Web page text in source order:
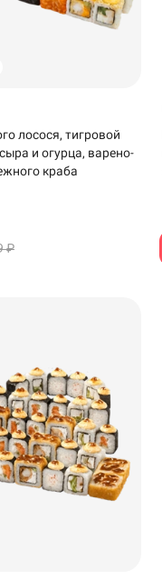
лосося, тигровой
и огурца, варено-
краба
₽